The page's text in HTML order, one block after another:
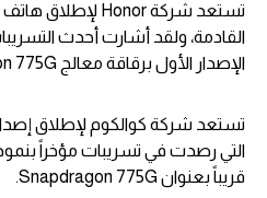
القادمة، ولقد أشارت أحدث
الإصدار الأول برقاقة معالج Snapdragon 775G.
تستعد شركة كوالكوم لإطلاق
قريباً بعنوان Snapdragon 775G.